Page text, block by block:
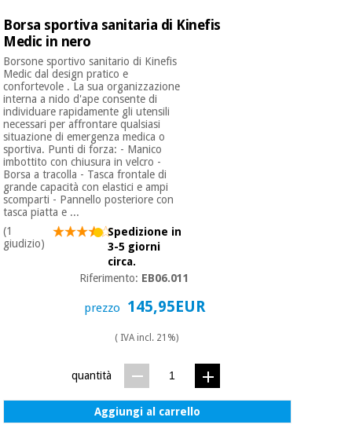
Borsa sportiva sanitaria di Kinefis
Medic in nero
Borsone sportivo sanitario di Kinefis
Medic dal design pratico e
confortevole . La sua organizzazione
interna a nido d'ape consente di
individuare rapidamente gli utensili
necessari per affrontare qualsiasi
situazione di emergenza medica o
sportiva. Punti di forza: - Manico
imbottito con chiusura in velcro -
Borsa a tracolla - Tasca frontale di
grande capacità con elastici e ampi
scomparti - Pannello posteriore con
tasca piatta e ...
(1
giudizio)
Spedizione in
3-5 giorni
circa.
Riferimento: EB06.011
prezzo 145,95EUR
( IVA incl. 21%)
quantità
Aggiungi al carrello